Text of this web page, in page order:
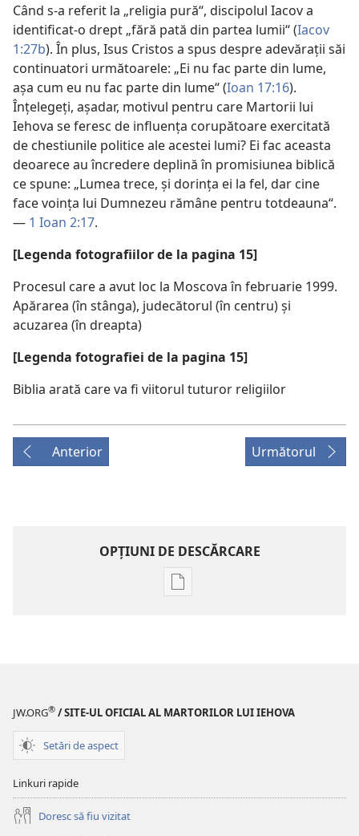
Când s-a referit la „religia pură“, discipolul Iacov a
identificat-o drept „fără pată din partea lumii“ (Iacov
1:27b). În plus, Isus Cristos a spus despre adevăraţii săi
continuatori următoarele: „Ei nu fac parte din lume,
aşa cum eu nu fac parte din lume“ (Ioan 17:16).
Înţelegeţi, aşadar, motivul pentru care Martorii lui
Iehova se feresc de influenţa corupătoare exercitată
de chestiunile politice ale acestei lumi? Ei fac aceasta
deoarece au încredere deplină în promisiunea biblică
ce spune: „Lumea trece, şi dorinţa ei la fel, dar cine
face voinţa lui Dumnezeu rămâne pentru totdeauna“.
— 1 Ioan 2:17.
[Legenda fotografiilor de la pagina 15]
Procesul care a avut loc la Moscova în februarie 1999.
Apărarea (în stânga), judecătorul (în centru) şi
acuzarea (în dreapta)
[Legenda fotografiei de la pagina 15]
Biblia arată care va fi viitorul tuturor religiilor
Anterior Următorul
OPŢIUNI DE DESCĂRCARE
Opțiuni
22 aprilie 2001
JW.ORG® / SITE-UL OFICIAL AL MARTORILOR LUI IEHOVA
Setări de aspect
Linkuri rapide
Doresc să fiu vizitat